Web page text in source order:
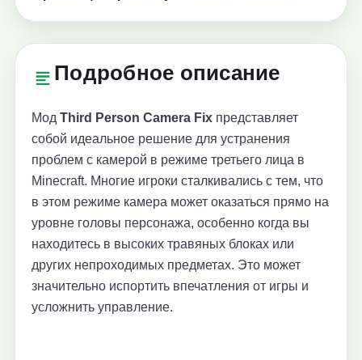
Подробное описание
Мод Third Person Camera Fix представляет
собой идеальное решение для устранения
проблем с камерой в режиме третьего лица в
Minecraft. Многие игроки сталкивались с тем, что
в этом режиме камера может оказаться прямо на
уровне головы персонажа, особенно когда вы
находитесь в высоких травяных блоках или
других непроходимых предметах. Это может
значительно испортить впечатления от игры и
усложнить управление.